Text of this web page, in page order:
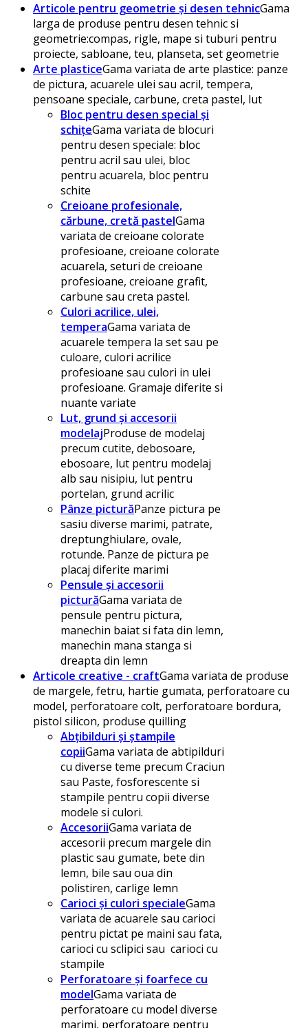
Articole pentru geometrie și desen tehnicGama
larga de produse pentru desen tehnic si
geometrie:compas, rigle, mape si tuburi pentru
proiecte, sabloane, teu, planseta, set geometrie
Arte plasticeGama variata de arte plastice: panze
de pictura, acuarele ulei sau acril, tempera,
pensoane speciale, carbune, creta pastel, lut
Bloc pentru desen special și
schițeGama variata de blocuri
pentru desen speciale: bloc
pentru acril sau ulei, bloc
pentru acuarela, bloc pentru
schite
Creioane profesionale,
cărbune, cretă pastelGama
variata de creioane colorate
profesioane, creioane colorate
acuarela, seturi de creioane
profesioane, creioane grafit,
carbune sau creta pastel.
Culori acrilice, ulei,
temperaGama variata de
acuarele tempera la set sau pe
culoare, culori acrilice
profesioane sau culori in ulei
profesioane. Gramaje diferite si
nuante variate
Lut, grund și accesorii
modelajProduse de modelaj
precum cutite, debosoare,
ebosoare, lut pentru modelaj
alb sau nisipiu, lut pentru
portelan, grund acrilic
Pânze picturăPanze pictura pe
sasiu diverse marimi, patrate,
dreptunghiulare, ovale,
rotunde. Panze de pictura pe
placaj diferite marimi
Pensule și accesorii
picturăGama variata de
pensule pentru pictura,
manechin baiat si fata din lemn,
manechin mana stanga si
dreapta din lemn
Articole creative - craftGama variata de produse
de margele, fetru, hartie gumata, perforatoare cu
model, perforatoare colt, perforatoare bordura,
pistol silicon, produse quilling
Abțibilduri și ștampile
copiiGama variata de abtipilduri
cu diverse teme precum Craciun
sau Paste, fosforescente si
stampile pentru copii diverse
modele si culori.
AccesoriiGama variata de
accesorii precum margele din
plastic sau gumate, bete din
lemn, bile sau oua din
polistiren, carlige lemn
Carioci și culori specialeGama
variata de acuarele sau carioci
pentru pictat pe maini sau fata,
carioci cu sclipici sau carioci cu
stampile
Perforatoare și foarfece cu
modelGama variata de
perforatoare cu model diverse
marimi, perforatoare pentru